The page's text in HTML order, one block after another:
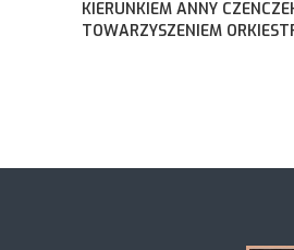
KIERUNKIEM ANNY
TOWARZYSZENIEM